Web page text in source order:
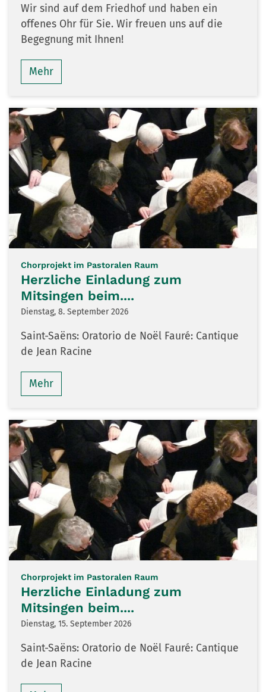
Wir sind auf dem Friedhof und haben ein
offenes Ohr für Sie. Wir freuen uns auf die
Begegnung mit Ihnen!
Mehr
Chorprojekt im Pastoralen Raum
Herzliche Einladung zum
Mitsingen beim....
Dienstag, 8. September 2026
Saint-Saëns: Oratorio de Noël Fauré: Cantique
de Jean Racine
Mehr
Chorprojekt im Pastoralen Raum
Herzliche Einladung zum
Mitsingen beim....
Dienstag, 15. September 2026
Saint-Saëns: Oratorio de Noël Fauré: Cantique
de Jean Racine